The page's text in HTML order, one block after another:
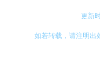
更新
如若转载，请注明出